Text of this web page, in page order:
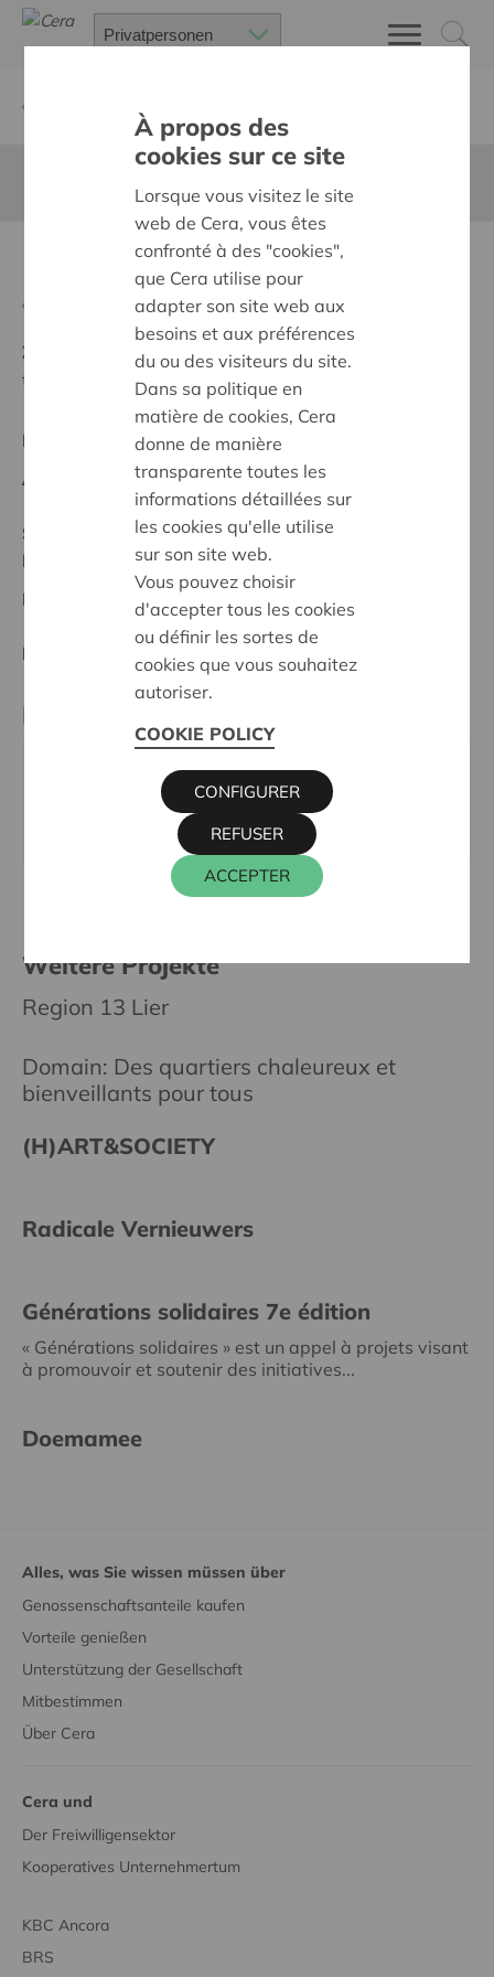
Diese Seite ist nicht ins Deutsche übersetzt
Bouw chirolokalen
Ziel:
Des quartiers chaleureux et bienveillants pour
tous
Regionales Projekt
Anfangsdatum:02/06/2026
Stand :
In treatment
Lier
Datum:
02/06/2026
Entscheidung: Approved
Kontaktperson
KRIS DEBRUYNE
016 27 96 74
kris.debruyne@cera.coop
Weitere Projekte
Region 13 Lier
Domain: Des quartiers chaleureux et
bienveillants pour tous
(H)ART&SOCIETY
Radicale Vernieuwers
Générations solidaires 7e édition
« Générations solidaires » est un appel à projets visant
à promouvoir et soutenir des initiatives...
Doemamee
Alles, was Sie wissen müssen über
Genossenschaftsanteile kaufen
Vorteile genießen
Unterstützung der Gesellschaft
Mitbestimmen
Über Cera
Cera und
Der Freiwilligensektor
Kooperatives Unternehmertum
KBC Ancora
BRS
À propos des
cookies sur ce site
Lorsque vous visitez le site
web de Cera, vous êtes
confronté à des "cookies",
que Cera utilise pour
adapter son site web aux
besoins et aux préférences
du ou des visiteurs du site.
Dans sa politique en
matière de cookies, Cera
donne de manière
transparente toutes les
informations détaillées sur
les cookies qu'elle utilise
sur son site web.
Vous pouvez choisir
d'accepter tous les cookies
ou définir les sortes de
cookies que vous souhaitez
autoriser.
COOKIE POLICY
ACCEPTER
REFUSER
CONFIGURER